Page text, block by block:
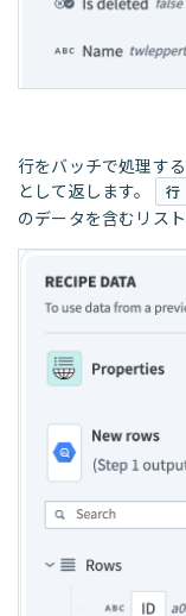
行をバッチで処理す
として返します。
行
のデータを含むリス